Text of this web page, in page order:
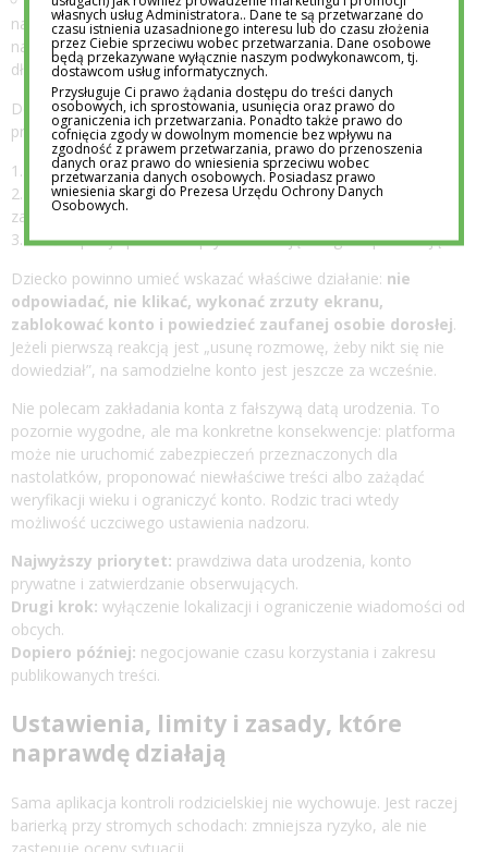
najważniejsze kryterium. Dziecko, które boi się
natychmiastowego odebrania telefonu, będzie ukrywać problem
dłużej.
Dobrym testem gotowości jest krótka symulacja. Rodzic
przedstawia trzy sytuacje:
Kolega prosi o kod przesłany SMS-em.
Nieznajoma osoba proponuje darmowe przedmioty do gry w
zamian za zalogowanie się przez link.
Ktoś zapisuje przesłane prywatnie zdjęcie i grozi publikacją.
Dziecko powinno umieć wskazać właściwe działanie: nie
odpowiadać, nie klikać, wykonać zrzuty ekranu,
zablokować konto i powiedzieć zaufanej osobie dorosłej.
Jeżeli pierwszą reakcją jest „usunę rozmowę, żeby nikt się nie
dowiedział”, na samodzielne konto jest jeszcze za wcześnie.
Nie polecam zakładania konta z fałszywą datą urodzenia. To
pozornie wygodne, ale ma konkretne konsekwencje: platforma
może nie uruchomić zabezpieczeń przeznaczonych dla
nastolatków, proponować niewłaściwe treści albo zażądać
weryfikacji wieku i ograniczyć konto. Rodzic traci wtedy
możliwość uczciwego ustawienia nadzoru.
Najwyższy priorytet: prawdziwa data urodzenia, konto
prywatne i zatwierdzanie obserwujących.
Drugi krok: wyłączenie lokalizacji i ograniczenie wiadomości od
obcych.
Dopiero później: negocjowanie czasu korzystania i zakresu
publikowanych treści.
Ustawienia, limity i zasady, które
naprawdę działają
Sama aplikacja kontroli rodzicielskiej nie wychowuje. Jest raczej
barierką przy stromych schodach: zmniejsza ryzyko, ale nie
własnych usług Administratora.. Dane te są przetwarzane do
czasu istnienia uzasadnionego interesu lub do czasu złożenia
przez Ciebie sprzeciwu wobec przetwarzania. Dane osobowe
będą przekazywane wyłącznie naszym podwykonawcom, tj.
dostawcom usług informatycznych.
Przysługuje Ci prawo żądania dostępu do treści danych
osobowych, ich sprostowania, usunięcia oraz prawo do
ograniczenia ich przetwarzania. Ponadto także prawo do
cofnięcia zgody w dowolnym momencie bez wpływu na
zgodność z prawem przetwarzania, prawo do przenoszenia
danych oraz prawo do wniesienia sprzeciwu wobec
przetwarzania danych osobowych. Posiadasz prawo
wniesienia skargi do Prezesa Urzędu Ochrony Danych
Osobowych.